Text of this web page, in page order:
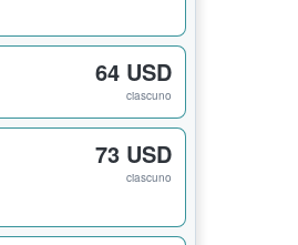
64 USD
ciascuno
73 USD
ciascuno